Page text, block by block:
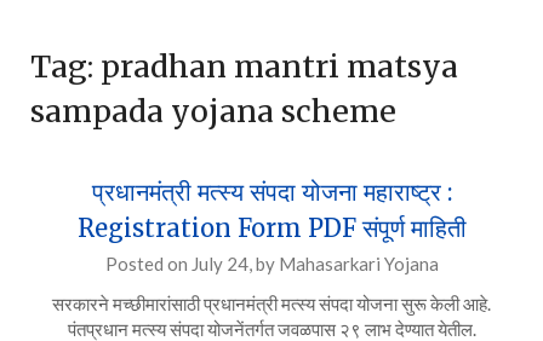
Tag: pradhan mantri matsya
sampada yojana scheme
प्रधानमंत्री मत्स्य संपदा योजना महाराष्ट्र :
Registration Form PDF संपूर्ण माहिती
Posted on July 24,by Mahasarkari Yojana
सरकारने मच्छीमारांसाठी प्रधानमंत्री मत्स्य संपदा योजना सुरू केली आहे.
पंतप्रधान मत्स्य संपदा योजनेंतर्गत जवळपास २९ लाभ देण्यात येतील.